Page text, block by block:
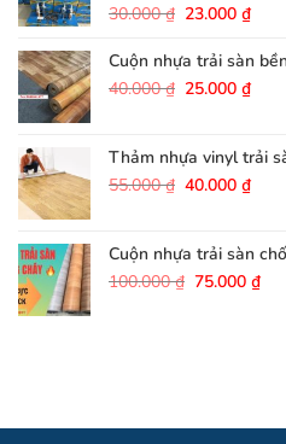
30.000₫ Giá
là:
30.000 ₫.
23.000₫Giá
tại
là:
Cuộn nhựa trải sàn
40.000₫ Giá
40.000 ₫.
25.000₫Giá
là:
Thảm nhựa vinyl trải
55.000₫ Giá
55.000 ₫.
40.000₫Giá
là:
Cuộn nhựa trải sàn
100.000₫ Giá
75.000₫Giá